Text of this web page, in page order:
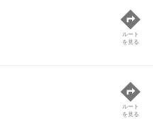
ルート
を見る
ルート
を見る